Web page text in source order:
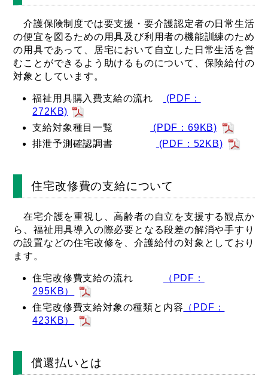
介護保険制度では要支援・要介護認定者の日常生活
の便宜を図るための用具及び利用者の機能訓練のため
の用具であって、居宅において自立した日常生活を営
むことができるよう助けるものについて、保険給付の
対象としています。
福祉用具購入費支給の流れ
(PDF：
272KB)
支給対象種目一覧
(PDF：69KB)
排泄予測確認調書
(PDF：52KB)
住宅改修費の支給について
在宅介護を重視し、高齢者の自立を支援する観点か
ら、福祉用具導入の際必要となる段差の解消や手すり
の設置などの住宅改修を、介護給付の対象としており
ます。
住宅改修費支給の流れ
（PDF：
295KB）
住宅改修費支給対象の種類と内容 （PDF：
423KB）
償還払いとは